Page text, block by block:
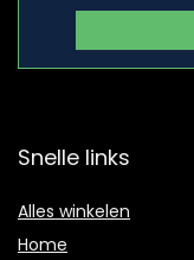
Snelle links
Alles winkelen
Home